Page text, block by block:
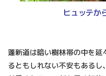
ヒュッテか
蓬新道は暗い樹林帯の中を
るともしれない不安もある